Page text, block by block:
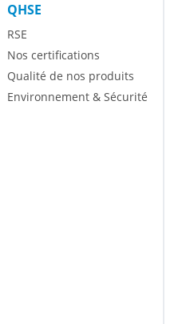
QHSE
RSE
Nos certifications
Qualité de nos produits
Environnement & Sécurité